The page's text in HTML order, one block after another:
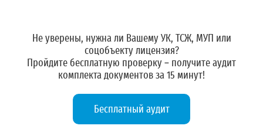
Не уверены, нужна ли Вашему УК, ТСЖ, МУП или
соцобъекту лицензия?
Пройдите бесплатную проверку – получите аудит
комплекта документов за 15 минут!
Бесплатный аудит